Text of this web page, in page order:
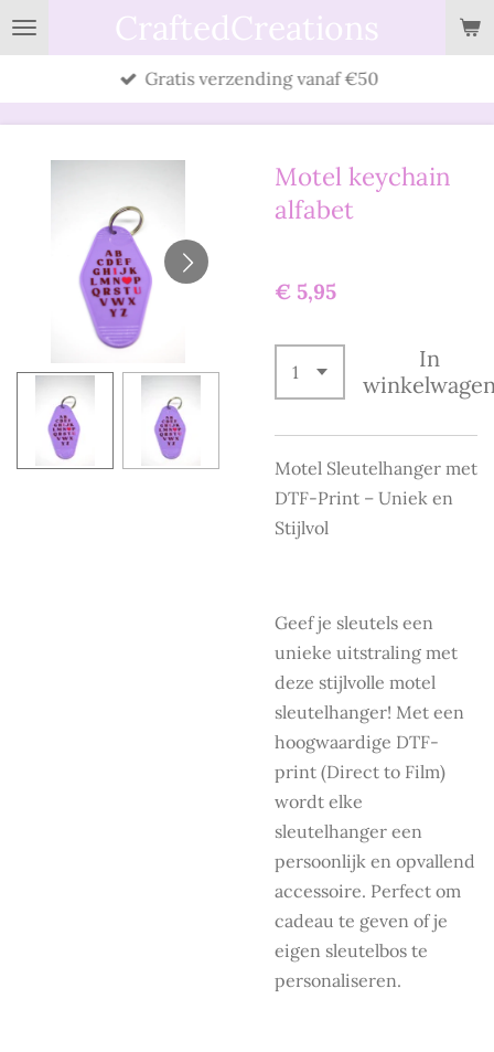
Ga
direct
CraftedCreations
Gratis verzending vanaf €50
Motel keychain
alfabet
€ 5,95
In
Motel Sleutelhanger met
DTF-Print – Uniek en
Stijlvol
Geef je sleutels een
unieke uitstraling met
deze stijlvolle motel
sleutelhanger! Met een
hoogwaardige DTF-
print (Direct to Film)
wordt elke
sleutelhanger een
persoonlijk en opvallend
accessoire. Perfect om
cadeau te geven of je
eigen sleutelbos te
personaliseren.